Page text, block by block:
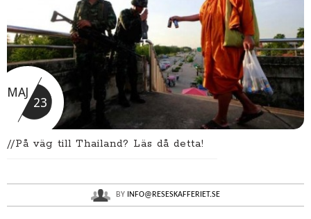
MAJ
23
//På väg till Thailand? Läs då detta!
BY INFO@RESESKAFFERIET.SE